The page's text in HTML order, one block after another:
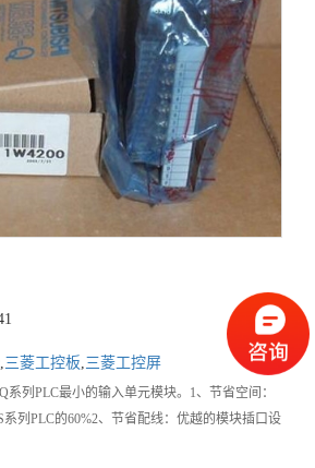
三菱工控板 三菱工控屏
系列PLC最小的输入单元模块。1、节省空间：
列PLC的60%2、节省配线：优越的模块插口设
、安装灵活：有多种主基板和扩展基板